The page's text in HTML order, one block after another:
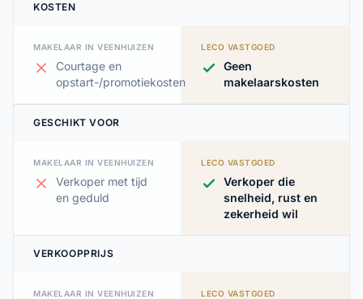
KOSTEN
MAKELAAR IN VEENHUIZEN
Courtage en
opstart-/promotiekosten
LECO VASTGOED
Geen
makelaarskosten
GESCHIKT VOOR
MAKELAAR IN VEENHUIZEN
Verkoper met tijd
en geduld
LECO VASTGOED
Verkoper die
snelheid, rust en
zekerheid wil
VERKOOPPRIJS
MAKELAAR IN VEENHUIZEN LECO VASTGOED